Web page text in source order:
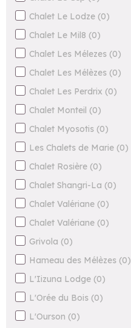
Chalet Le Lodze (0)
Chalet Le Mil8 (0)
Chalet Les Mélezes (0)
Chalet Les Mélèzes (0)
Chalet Les Perdrix (0)
Chalet Monteil (0)
Chalet Myosotis (0)
Les Chalets de Marie (0)
Chalet Rosière (0)
Chalet Shangri-La (0)
Chalet Valériane (0)
Chalet Valériane (0)
Grivola (0)
Hameau des Mélèzes (0)
L'Iizuna Lodge (0)
L'Orée du Bois (0)
L'Ourson (0)